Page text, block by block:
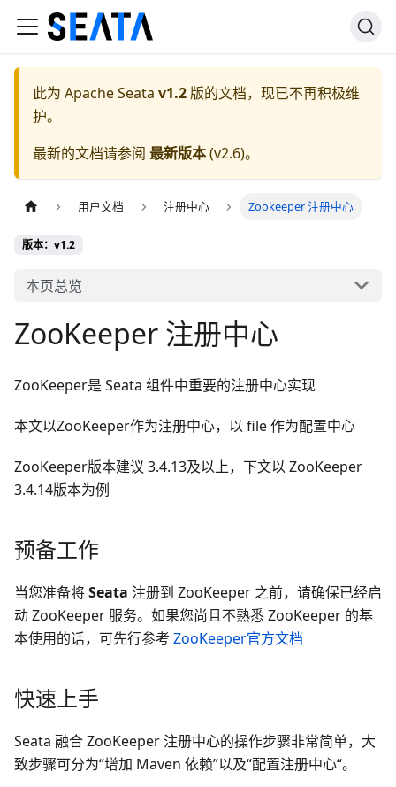
此为 Apache Seata v1.2 版的文档，现已不再积极维
护。
最新的文档请参阅 最新版本(v2.6)。
用户文档 注册中心 Zookeeper 注册中心
版本：v1.2
本页总览
ZooKeeper 注册中心
ZooKeeper是 Seata 组件中重要的注册中心实现
本文以ZooKeeper作为注册中心，以 file 作为配置中心
ZooKeeper版本建议 3.4.13及以上，下文以 ZooKeeper
3.4.14版本为例
预备工作
当您准备将Seata 注册到 ZooKeeper 之前，请确保已经启
动 ZooKeeper 服务。如果您尚且不熟悉 ZooKeeper 的基
本使用的话，可先行参考 ZooKeeper官方文档
快速上手
Seata 融合 ZooKeeper 注册中心的操作步骤非常简单，大
致步骤可分为“增加 Maven 依赖”以及“配置注册中心“。